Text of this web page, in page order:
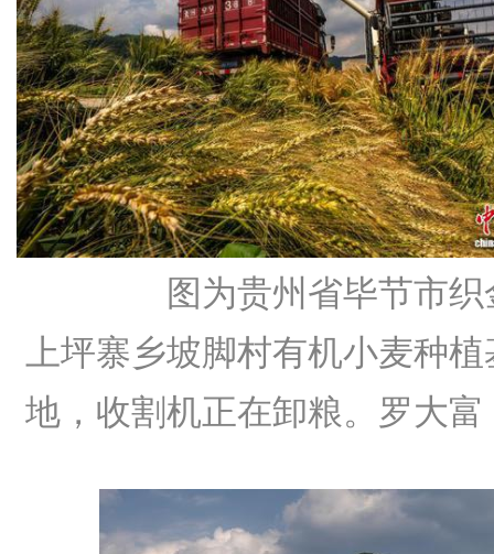
图为贵州省毕节市织
上坪寨乡坡脚村有机小麦种植
地，收割机正在卸粮。罗大富